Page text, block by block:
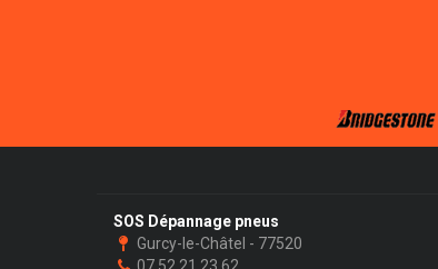
SOS Dépannage pneus
Gurcy-le-Châtel - 77520